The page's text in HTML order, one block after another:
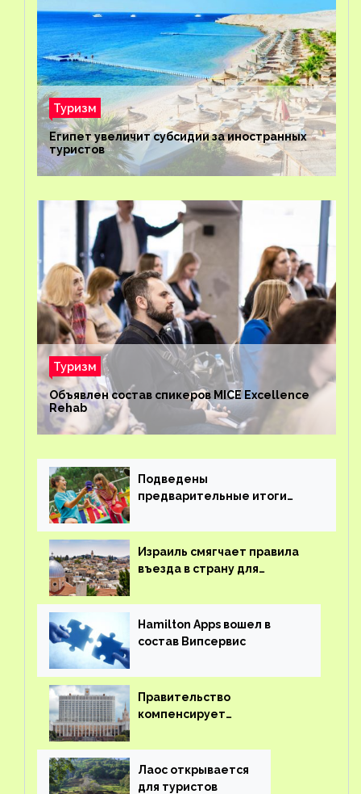
Туризм
Египет увеличит субсидии за иностранных
туристов
Туризм
Объявлен состав спикеров MICE Excellence
Rehab
Подведены
предварительные итоги
Израиль смягчает правила
въезда в страну для
Hamilton Apps вошел в
состав Випсервис
Правительство
компенсирует
вывоз россиян из-за рубежа
Лаос открывается
для туристов